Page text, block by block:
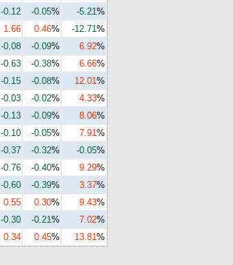
-0.12 -0.05% -5.21%
1.66 0.46% -12.71%
-0.08 -0.09% 6.92%
-0.63 -0.38% 6.66%
-0.15 -0.08% 12.01%
-0.03 -0.02% 4.33%
-0.13 -0.09% 8.06%
-0.10 -0.05% 7.91%
-0.37 -0.32% -0.05%
-0.76 -0.40% 9.29%
-0.60 -0.39% 3.37%
0.55 0.30% 9.43%
-0.30 -0.21% 7.02%
0.34 0.45% 13.81%